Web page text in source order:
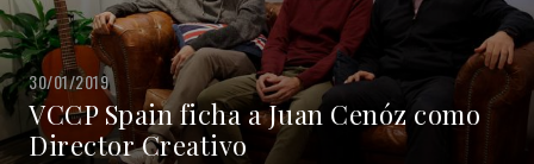
30/01/2019
VCCP Spain ficha a Juan Cenóz como
Director Creativo